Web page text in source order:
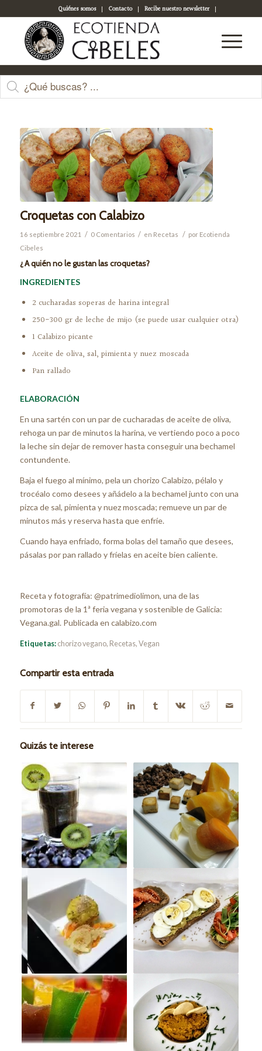
Quiénes somos Contacto
Recibe nuestro newsletter
Acceso a tu cuenta
Últimas entradas
Croquetas con Calabizo
16 septiembre 2021 / 0 Comentarios / en Recetas / por Ecotienda
Cibeles
¿ A quién no le gustan las croquetas?
INGREDIENTES
2 cucharadas soperas de harina integral
250-300 gr de leche de mijo (se puede usar cualquier otra)
1 Calabizo picante
Aceite de oliva, sal, pimienta y nuez moscada
Pan rallado
ELABORACIÓN
En una sartén con un par de cucharadas de aceite de oliva,
rehoga un par de minutos la harina, ve vertiendo poco a poco
la leche sin dejar de remover hasta conseguir una bechamel
contundente.
Baja el fuego al mínimo, pela un chorizo Calabizo, pélalo y
trocéalo como desees y añádelo a la bechamel junto con una
pizca de sal, pimienta y nuez moscada; remueve un par de
minutos más y reserva hasta que enfríe.
Cuando haya enfriado, forma bolas del tamaño que desees,
pásalas por pan rallado y fríelas en aceite bien caliente.
Receta y fotografía: @patrimediolimon, una de las
promotoras de la 1ª feria vegana y sostenible de Galicia:
Vegana.gal. Publicada en calabizo.com
Etiquetas: chorizo vegano, Recetas, Vegan
Compartir esta entrada
Quizás te interese